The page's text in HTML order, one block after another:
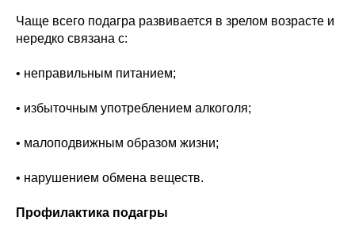
Чаще всего подагра развивается в зрелом возрасте и
нередко связана с:
• неправильным питанием;
• избыточным употреблением алкоголя;
• малоподвижным образом жизни;
• нарушением обмена веществ.
Профилактика подагры